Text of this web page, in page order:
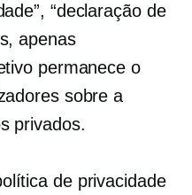
“declaração de
apenas
permanece o
sobre a
privados.
de privacidade